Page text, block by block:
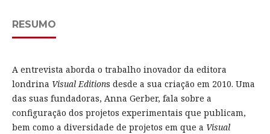
RESUMO
A entrevista aborda o trabalho inovador da editora
londrina Visual Editions desde a sua criação em 2010. Uma
das suas fundadoras, Anna Gerber, fala sobre a
configuração dos projetos experimentais que publicam,
bem como a diversidade de projetos em que a Visual